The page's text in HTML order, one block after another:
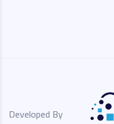
Developed By